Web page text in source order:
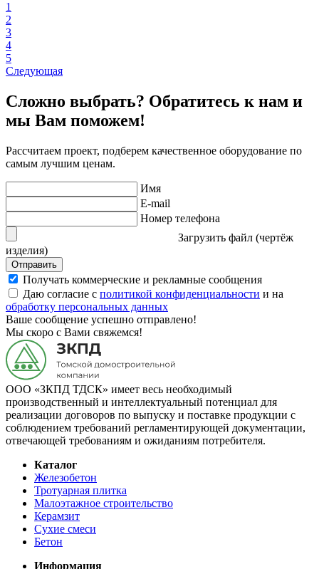
1
2
3
4
5
Следующая
Сложно выбрать? Обратитесь к нам и
мы Вам поможем!
Рассчитаем проект, подберем качественное оборудование по
самым лучшим ценам.
Имя
E-mail
Номер телефона
Загрузить файл (чертёж
изделия)
Отправить
Получать коммерческие и рекламные сообщения
Даю согласие с политикой конфиденциальности и на
обработку персональных данных
Ваше сообщение успешно отправлено!
Мы скоро с Вами свяжемся!
ООО «ЗКПД ТДСК» имеет весь необходимый
производственный и интеллектуальный потенциал для
реализации договоров по выпуску и поставке продукции с
соблюдением требований регламентирующей документации,
отвечающей требованиям и ожиданиям потребителя.
Каталог
Железобетон
Тротуарная плитка
Малоэтажное строительство
Керамзит
Сухие смеси
Бетон
Информация